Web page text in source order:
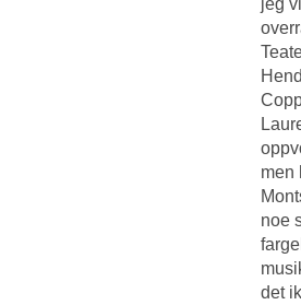
men
noe
det